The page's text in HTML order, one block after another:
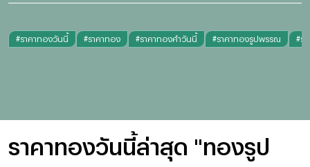
#ราคาทองวันนี้ #ราคาทอง #ราคาทองคำวันนี้ #ราคาทองรูปพรรณ #ร
ราคาทองวันนี้ล่าสุด "ทองรูป